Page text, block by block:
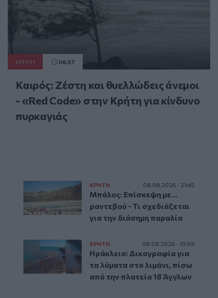
ΚΡΗΤΗ 06:57
Καιρός: Ζέστη και θυελλώδεις άνεμοι
- «Red Code» στην Κρήτη για κίνδυνο
πυρκαγιάς
ΚΡΗΤΗ 08.08.2026 - 21:45
Μπάλος: Επίσκεψη με…
ραντεβού - Τι σχεδιάζεται
για την διάσημη παραλία
ΚΡΗΤΗ 08.08.2026 - 19:59
Ηράκλειο: Δικογραφία για
τα λύματα στο λιμάνι, πίσω
από την πλατεία 18 Άγγλων